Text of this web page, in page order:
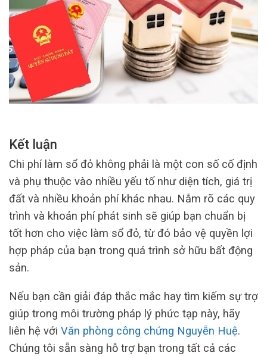
Kết luận
Chi phí làm sổ đỏ không phải là một con số cố định
và phụ thuộc vào nhiều yếu tố như diện tích, giá trị
đất và nhiều khoản phí khác nhau. Nắm rõ các quy
trình và khoản phí phát sinh sẽ giúp bạn chuẩn bị
tốt hơn cho việc làm sổ đỏ, từ đó bảo vệ quyền lợi
hợp pháp của bạn trong quá trình sở hữu bất động
sản.
Nếu bạn cần giải đáp thắc mắc hay tìm kiếm sự trợ
giúp trong môi trường pháp lý phức tạp này, hãy
liên hệ với Văn phòng công chứng Nguyễn Huệ.
Chúng tôi sẵn sàng hỗ trợ bạn trong tất cả các